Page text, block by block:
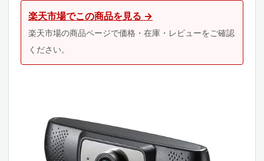
楽天市場でこの商品を見る →
楽天市場の商品ページで価格・在庫・レビューをご確認
ください。